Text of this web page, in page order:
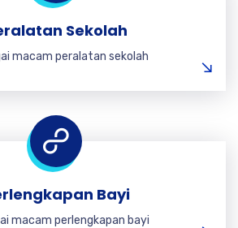
Sekolah
macam peralatan sekolah
Bayi
macam perlengkapan bayi